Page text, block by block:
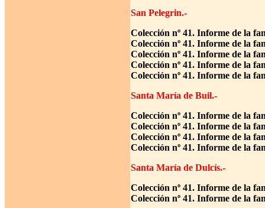
San Pelegrin.-
Colección nº 41. Informe de la
Colección nº 41. Informe de la
Colección nº 41. Informe de la
Colección nº 41. Informe de la
Colección nº 41. Informe de la
Santa María de Buil.-
Colección nº 41. Informe de la
Colección nº 41. Informe de la
Colección nº 41. Informe de la
Colección nº 41. Informe de la
Santa María de Dulcís.-
Colección nº 41. Informe de la
Colección nº 41. Informe de la